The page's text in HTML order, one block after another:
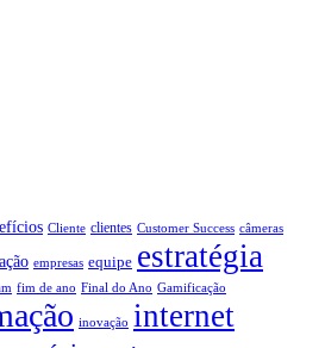
Cliente clientes Customer Success câmeras
empresas equipe estratégia
fim de ano Final do Ano Gamificação
inovação internet